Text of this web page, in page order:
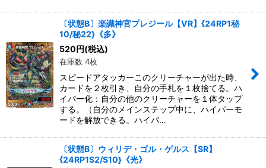
〔状態B〕楽識神官プレジール【VR】{24RP1秘
10/秘22}《多》
520円(税込)
在庫数 4枚
スピードアタッカーこのクリーチャーが出た時、
カードを２枚引き、自分の手札を１枚捨てる。ハ
イパー化：自分の他のクリーチャーを１体タップ
する。（自分のメインステップ中に、ハイパーモ
ードを解放できる。ハイパ…
〔状態B〕ウィリデ・ゴル・ゲルス【SR】
{24RP1S2/S10}《光》